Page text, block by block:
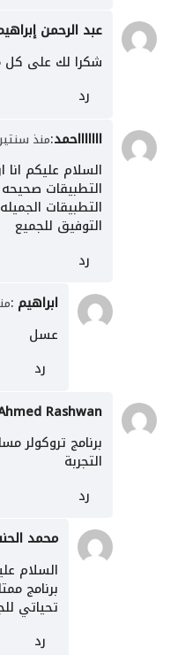
عبد الرحمن
شكرا لك على كل
رد
اااااااحمد:منذ
السلام عليكم
التطبيقات
التطبيقات
التوفيق للجميع
رد
ابراهيم :
عسل
رد
Rashwan
برنامج تروكولر
التجربة
رد
محمد
السلام
برنامج
تحياتي
رد